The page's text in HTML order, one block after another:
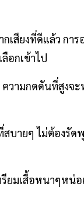
เสียงที่ดีแล้ว กา
อกเข้าไป
วามกดดันที่สูงจะ
บายๆ ไม่ต้องรัด
ยมเสื้อหนาๆหน่